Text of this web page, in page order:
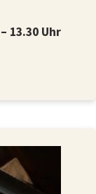
13.30 Uhr